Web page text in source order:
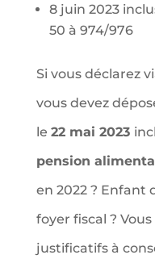
8 juin 2023
50 à 974/976
Si vous déclarez
vous devez
le 22 mai 2023
pension
en 2022 ? Enfant
foyer fiscal ?
justificatifs à